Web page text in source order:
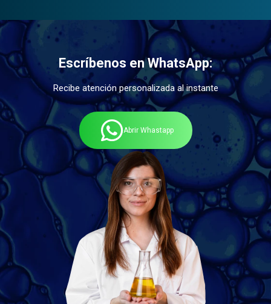
Escríbenos en WhatsApp:
Recibe atención personalizada al instante
Abrir Whastapp